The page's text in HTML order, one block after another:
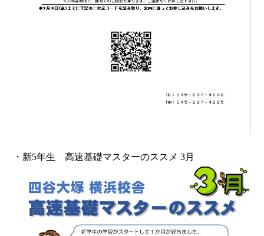
・新5年生 高速基礎マスターのススメ 3月